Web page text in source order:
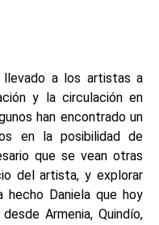
llevado a los artistas a
y la circulación en
han encontrado un
en la posibilidad de
que se vean otras
del artista, y explorar
Daniela que hoy
Armenia, Quindío,